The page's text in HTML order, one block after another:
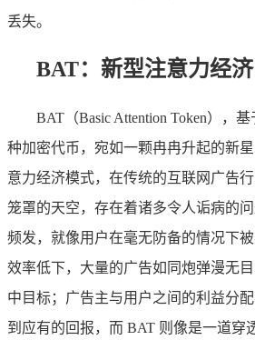
丢失。
BAT：新型注意力经
BAT（Basic Attention Token），
种加密代币，宛如一颗冉冉升起的新
意力经济模式，在传统的互联网广告
笼罩的天空，存在着诸多令人诟病的
频发，就像用户在毫无防备的情况下
效率低下，大量的广告如同炮弹漫无
中目标；广告主与用户之间的利益分
到应有的回报，而 BAT 则像是一道穿